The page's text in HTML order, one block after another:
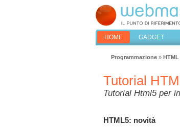
HOME GADGET
Programmazione » HTML
Tutorial
Tutorial Html5 per
HTML5: novità